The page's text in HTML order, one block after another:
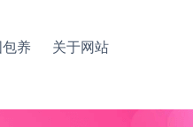
养 关于网站